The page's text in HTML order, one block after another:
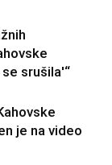
srušila'“
je na video